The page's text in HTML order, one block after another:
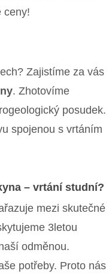
ceny!
Zajistíme za vás
. Zhotovíme
posudek.
spojenou s vrtáním
– vrtání studní?
mezi skutečné
3letou
odměnou.
potřeby. Proto nás